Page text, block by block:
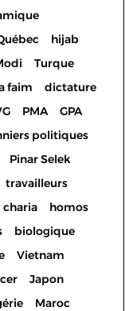
hijab
Turque
faim
dictature
PMA
GPA
politiques
Pinar Selek
travailleurs
charia
homos
biologique
Vietnam
Japon
Maroc